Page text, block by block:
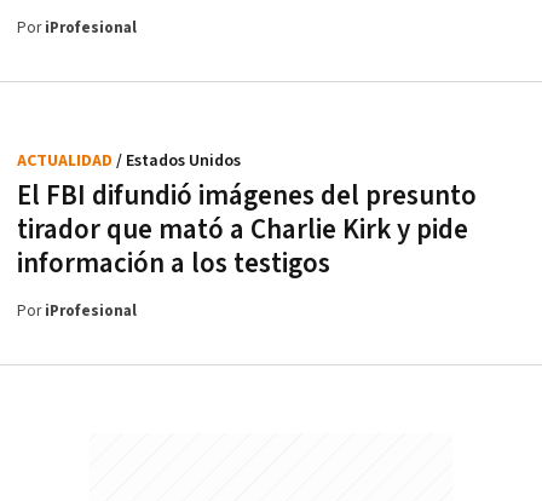
PoriProfesional
El FBI difundió imágenes del presunto
tirador que mató a Charlie Kirk y pide
información a los testigos
ACTUALIDAD / Estados Unidos
PoriProfesional